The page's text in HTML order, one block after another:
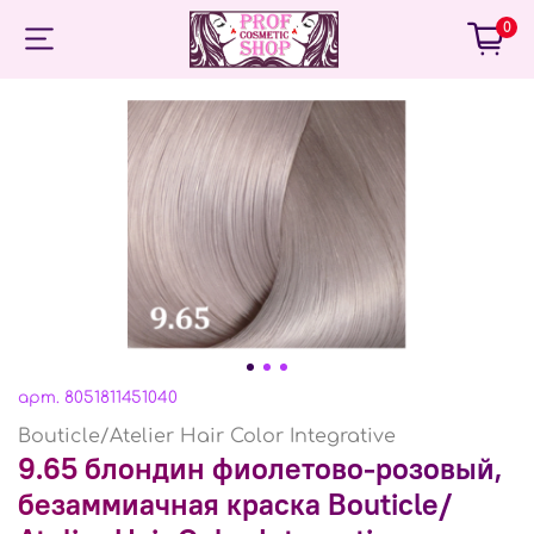
0
арт. 8051811451040
Bouticle/Atelier Hair Color Integrative
9.65 блондин фиолетово-розовый,
безаммиачная краска Воuticle/